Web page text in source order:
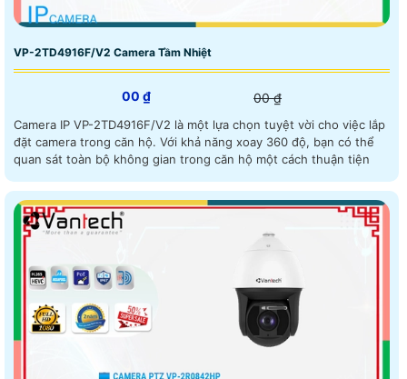
VP-2TD4916F/V2 Camera Tầm Nhiệt
00 ₫ 00 ₫
Camera IP VP-2TD4916F/V2 là một lựa chọn tuyệt vời cho việc lắp
đặt camera trong căn hộ. Với khả năng xoay 360 độ, bạn có thể
quan sát toàn bộ không gian trong căn hộ một cách thuận tiện